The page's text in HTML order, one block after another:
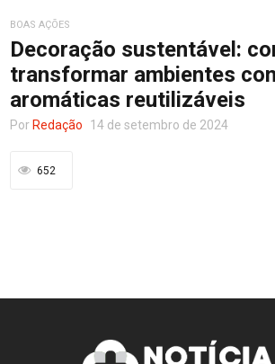
Entretenimento
Contato
BOAS AÇÕES
Decoração sustentável:
transformar ambientes
aromáticas reutilizáveis
Por Redação 14 de setembro de 2024
652